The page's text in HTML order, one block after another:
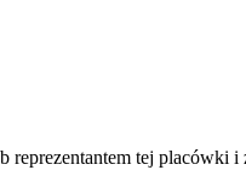
reprezentantem tej placówki